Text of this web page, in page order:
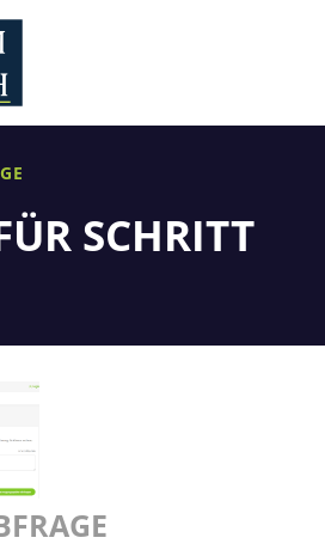
SCHRITT